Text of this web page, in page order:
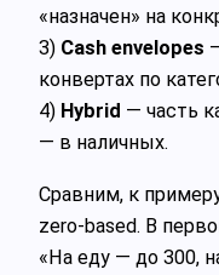
«назначен» на
3) Cash envelopes
конвертах по
4) Hybrid — часть
— в наличных.
Сравним, к
zero-based. В
«На еду — до 300,